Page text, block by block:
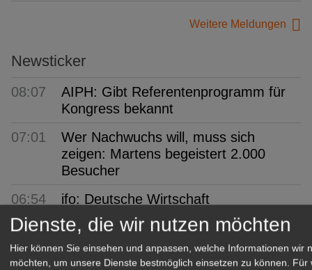
Weitere Meldungen
Newsticker
08:07
AIPH: Gibt Referentenprogramm für
Kongress bekannt
07:01
Wer Nachwuchs will, muss sich
zeigen: Martens begeistert 2.000
Besucher
06:54
ifo: Deutsche Wirtschaft
überraschend robust
06:43
FDF-Bundesverband:
Kommissarisches Leitungsteam
Dienste, die wir nutzen möchten
Hier können Sie einsehen und anpassen, welche Informationen wir
möchten, um unsere Dienste bestmöglich einsetzen zu können. Für